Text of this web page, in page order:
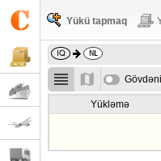
Yükü tapmaq
Yükləmə